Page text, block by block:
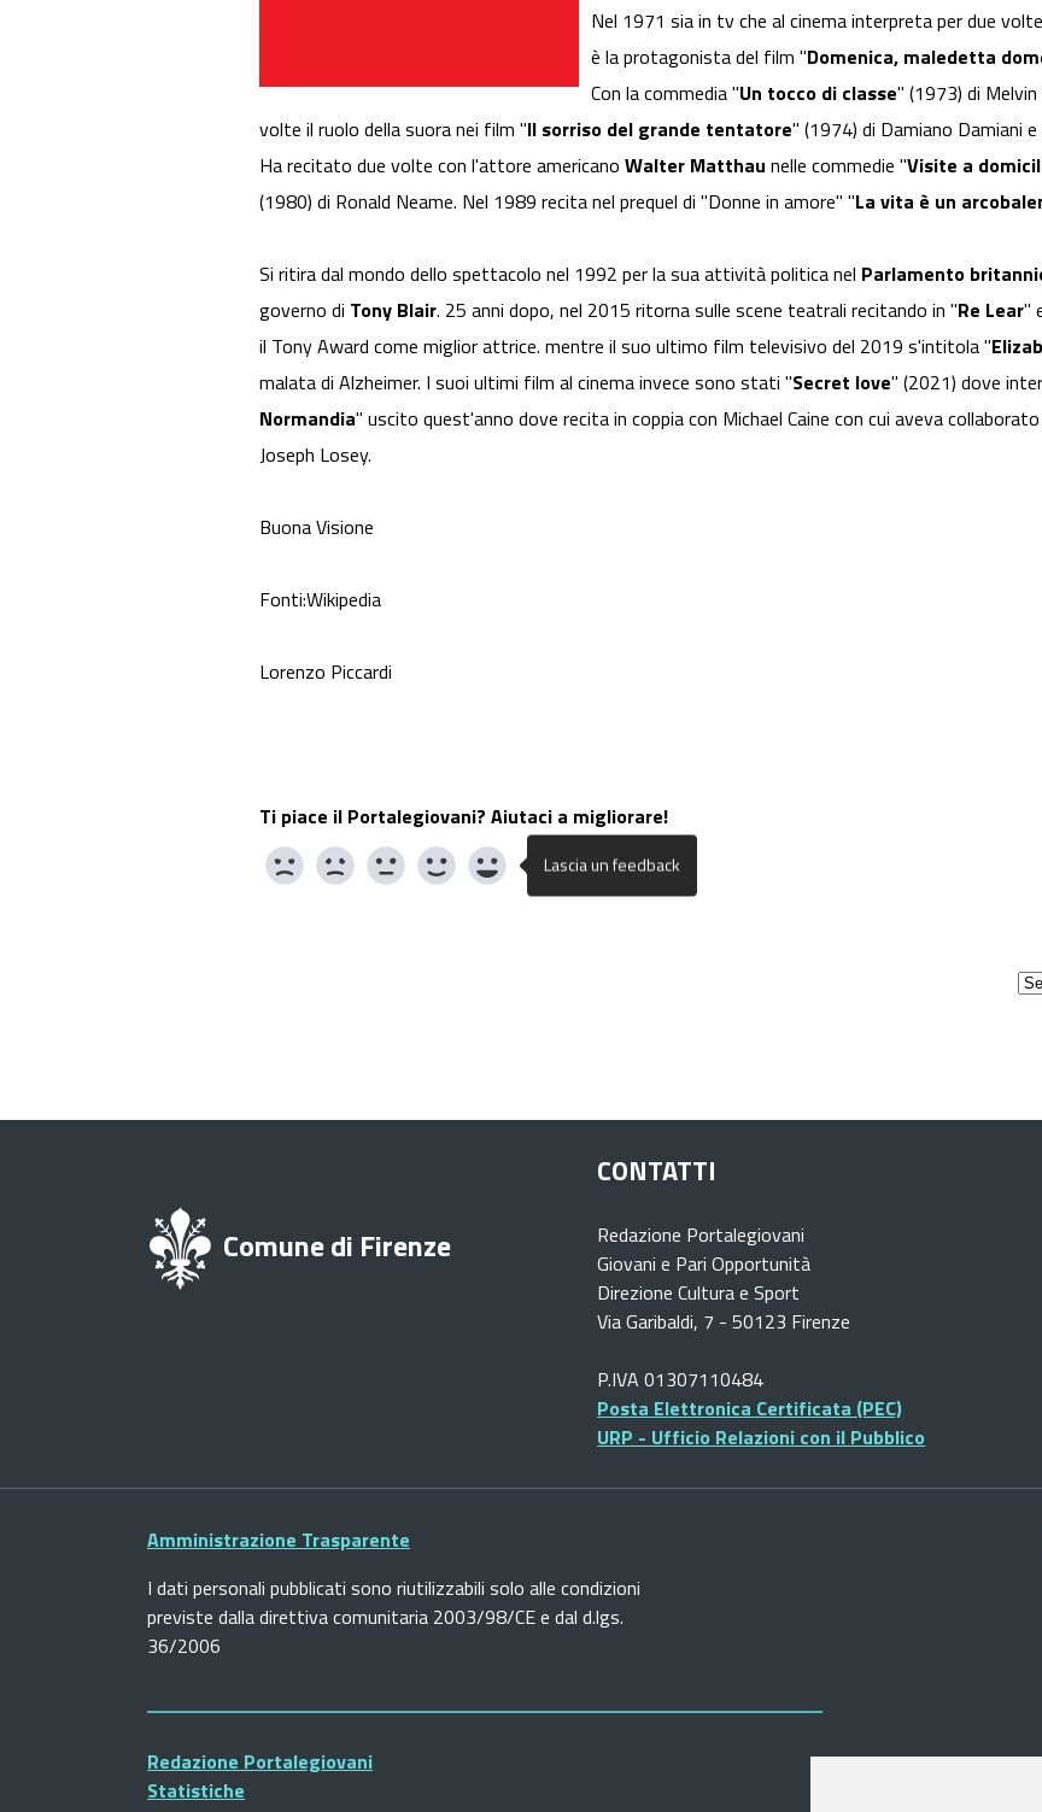
Nel 1971 sia in tv che al cinema interpreta per due
è la protagonista del film "Domenica, maledetta
Con la commedia "Un tocco di classe" (1973) di
volte il ruolo della suora nei film "Il sorriso del grande tentatore" (1974) di Damiano Damiani e
Ha recitato due volte con l'attore americanoWalter Matthau nelle commedie "Visite a
(1980) di Ronald Neame. Nel 1989 recita nel prequel di "Donne in amore" "La vita è un
Si ritira dal mondo dello spettacolo nel 1992 per la sua attività politica nel Parlamento
governo di Tony Blair. 25 anni dopo, nel 2015 ritorna sulle scene teatrali recitando in "Re Lear"
il Tony Award come miglior attrice. mentre il suo ultimo film televisivo del 2019 s'intitola "
malata di Alzheimer. I suoi ultimi film al cinema invece sono stati "Secret love" (2021) dove
Normandia" uscito quest'anno dove recita in coppia con Michael Caine con cui aveva
Joseph Losey.
Buona Visione
Fonti:Wikipedia
Lorenzo Piccardi
Ti piace il Portalegiovani? Aiutaci a migliorare!
Comune di Firenze
CONTATTI
Redazione Portalegiovani
Giovani e Pari Opportunità
Direzione Cultura e Sport
Via Garibaldi, 7 - 50123 Firenze
P.IVA 01307110484
Posta Elettronica Certificata (PEC)
URP - Ufficio Relazioni con il Pubblico
Amministrazione Trasparente
I dati personali pubblicati sono riutilizzabili solo alle condizioni
previste dalla direttiva comunitaria 2003/98/CE e dal d.lgs.
36/2006
Redazione Portalegiovani
Statistiche